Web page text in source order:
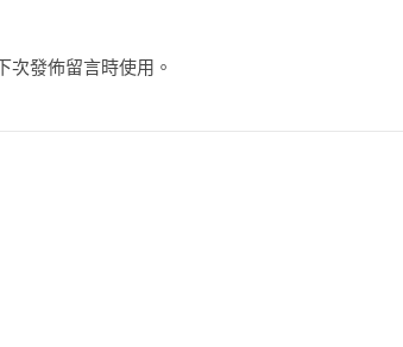
次發佈留言時使用。